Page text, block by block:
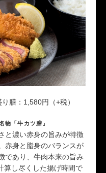
膳：1,580円（+税）
物「牛カツ膳」
と濃い赤身の旨みが特徴
赤身と脂身のバランスが
であり、牛肉本来の旨み
算し尽くした揚げ時間で